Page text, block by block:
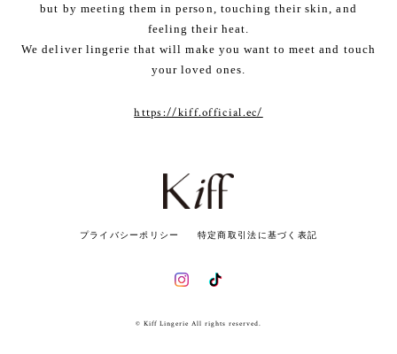
but by meeting them in person, touching their skin, and
feeling their heat.
We deliver lingerie that will make you want to meet and touch
your loved ones.
https://kiff.official.ec/
プライバシーポリシー 特定商取引法に基づく表記
© Kiff Lingerie All rights reserved.